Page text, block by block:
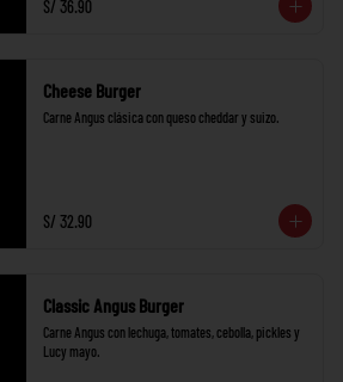
S/ 36.90
Cheese Burger
Carne Angus clásica con queso cheddar y suizo.
S/ 32.90
Classic Angus Burger
Carne Angus con lechuga, tomates, cebolla, pickles y
Lucy mayo.